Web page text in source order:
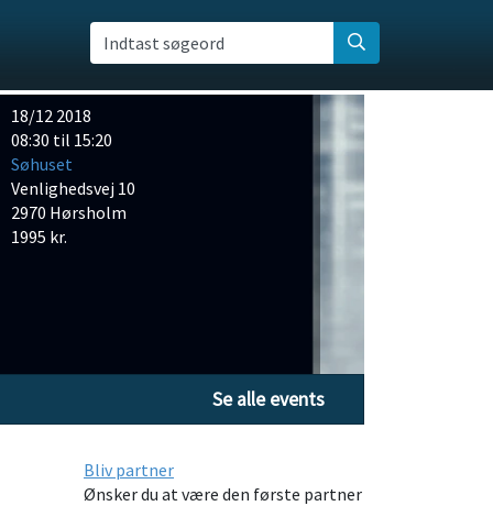
Indtast søgeord
18/12 2018
08:30 til 15:20
Søhuset
Venlighedsvej 10
2970 Hørsholm
1995 kr.
Se alle events
Bliv partner
Ønsker du at være den første partner